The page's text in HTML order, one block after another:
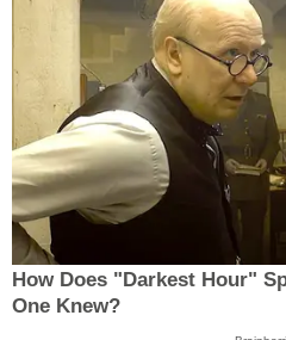
How Does "Darkest Hour"
One Knew?